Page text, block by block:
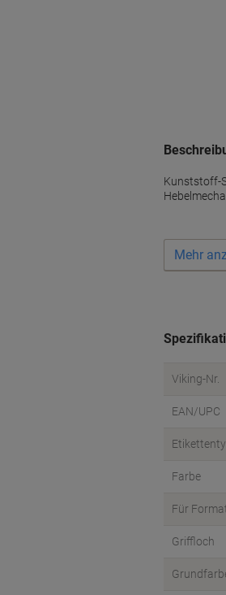
Kunststoff-
Wird oft
Mehr
Viking-Nr.
EAN/UPC
Farbe
Für
Griffloch